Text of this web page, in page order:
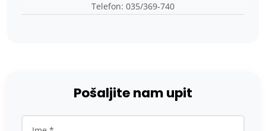
Telefon: 035/369-740
Pošaljite nam upit